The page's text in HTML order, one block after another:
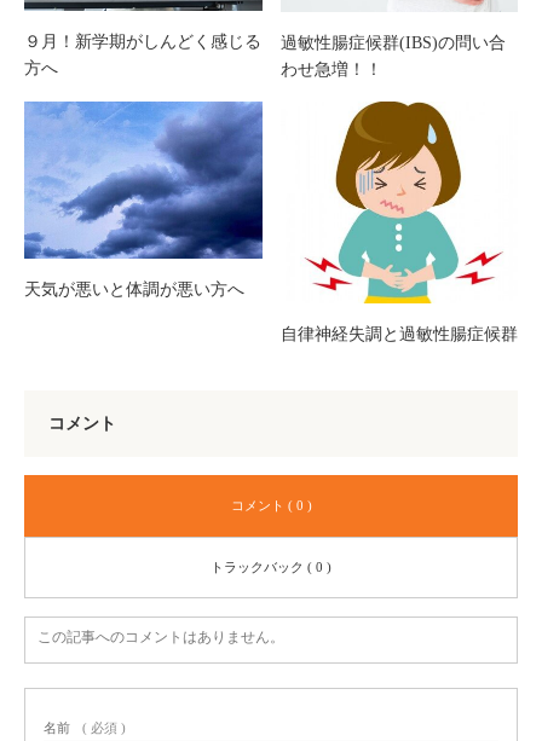
９月！新学期がしんどく感じる
方へ
過敏性腸症候群(IBS)の問い合
わせ急増！！
天気が悪いと体調が悪い方へ
自律神経失調と過敏性腸症候群
コメント
コメント ( 0 )
トラックバック ( 0 )
この記事へのコメントはありません。
名前 ( 必須 )